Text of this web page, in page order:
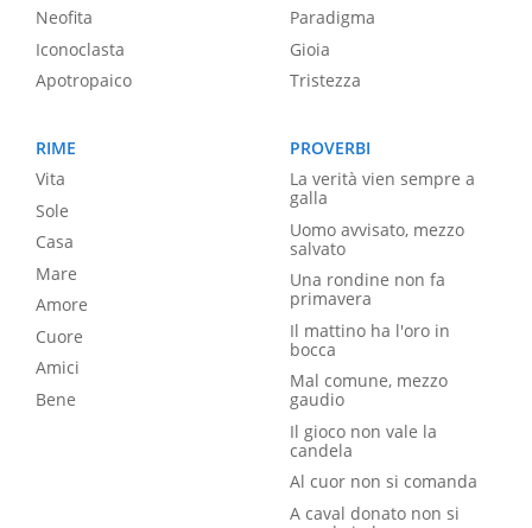
Neofita
Iconoclasta
Apotropaico
Paradigma
Gioia
Tristezza
RIME
Vita
Sole
Casa
Mare
Amore
Cuore
Amici
Bene
PROVERBI
La verità vien sempre a
galla
Uomo avvisato, mezzo
salvato
Una rondine non fa
primavera
Il mattino ha l'oro in
bocca
Mal comune, mezzo
gaudio
Il gioco non vale la
candela
Al cuor non si comanda
A caval donato non si